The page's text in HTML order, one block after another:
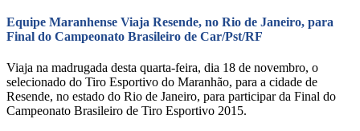
Equipe Maranhense Viaja Resende, no Rio de Janeiro, para
Final do Campeonato Brasileiro de Car/Pst/RF
Viaja na madrugada desta quarta-feira, dia 18 de novembro, o
selecionado do Tiro Esportivo do Maranhão, para a cidade de
Resende, no estado do Rio de Janeiro, para participar da Final do
Campeonato Brasileiro de Tiro Esportivo 2015.